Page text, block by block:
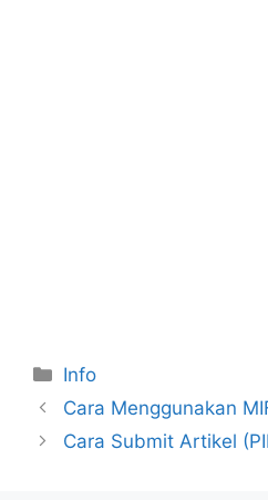
Categories
Info
Cara Menggunakan
Cara Submit Artikel